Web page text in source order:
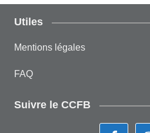
Utiles
Mentions légales
FAQ
Suivre le CCFB